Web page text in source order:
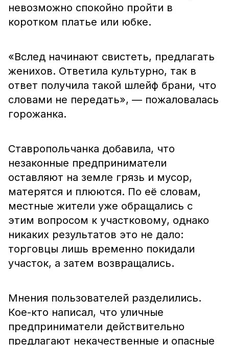
невозможно спокойно пройти в
коротком платье или юбке.
«Вслед начинают свистеть, предлагать
женихов. Ответила культурно, так в
ответ получила такой шлейф брани, что
словами не передать», — пожаловалась
горожанка.
Ставропольчанка добавила, что
незаконные предприниматели
оставляют на земле грязь и мусор,
матерятся и плюются. По её словам,
местные жители уже обращались с
этим вопросом к участковому, однако
никаких результатов это не дало:
торговцы лишь временно покидали
участок, а затем возвращались.
Мнения пользователей разделились.
Кое-кто написал, что уличные
предприниматели действительно
предлагают некачественные и опасные